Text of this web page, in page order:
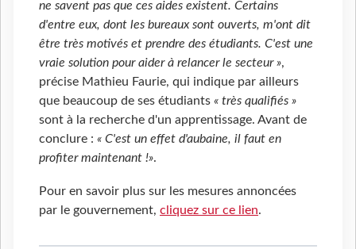
ne savent pas que ces aides existent. Certains
d'entre eux, dont les bureaux sont ouverts, m'ont dit
être très motivés et prendre des étudiants. C'est une
vraie solution pour aider à relancer le secteur »,
précise Mathieu Faurie, qui indique par ailleurs
que beaucoup de ses étudiants « très qualifiés »
sont à la recherche d'un apprentissage. Avant de
conclure : « C'est un effet d'aubaine, il faut en
profiter maintenant !».
Pour en savoir plus sur les mesures annoncées
par le gouvernement, cliquez sur ce lien.